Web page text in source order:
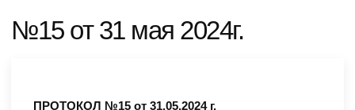
№15 от 31 мая 2024г.
ПРОТОКОЛ №15 от 31.05.2024 г.